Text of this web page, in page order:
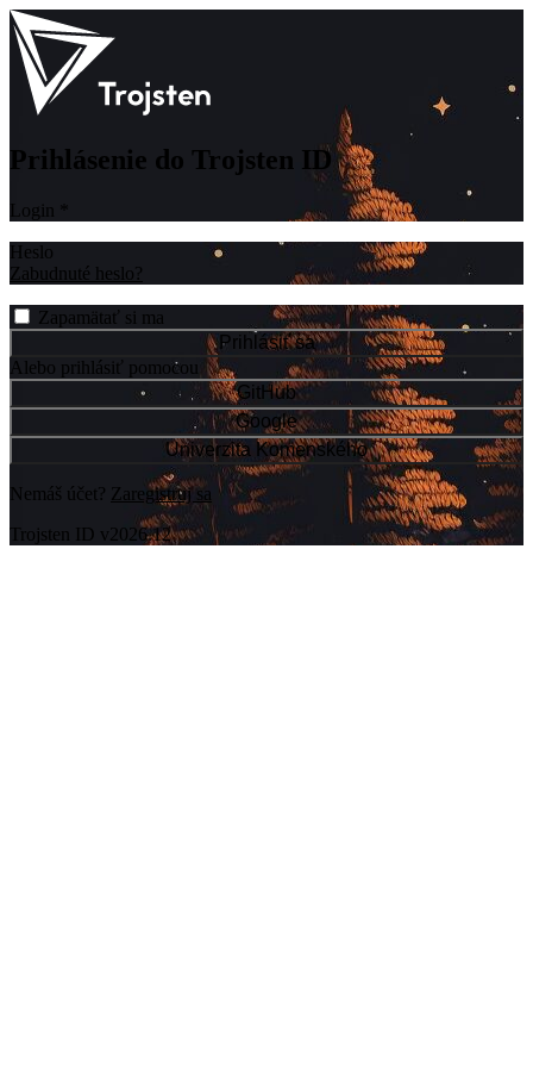
Prihlásenie do Trojsten ID
Login
Heslo
Zabudnuté heslo?
Zapamätať si ma
Prihlásiť sa
Alebo prihlásiť pomocou
GitHub
Google
Univerzita Komenského
Nemáš účet? Zaregistruj sa
Trojsten ID v2026.12